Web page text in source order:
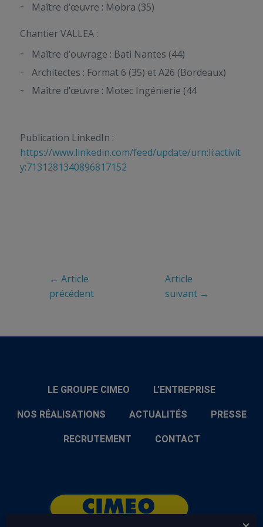
Maître d’œuvre : Mobra (35)
Chantier VALLEA :
Maître d’ouvrage : Bati Nantes (44)
Architectes : Format 6 (35) et A26 (Bordeaux)
Maître d’œuvre : Motec Ingénierie (44
Publication LinkedIn :
https://www.linkedin.com/feed/update/urn:li:activit
y:7131281340896817152
← Article
précédent
Article
suivant →
LE GROUPE CIMEO L’ENTREPRISE
NOS RÉALISATIONS ACTUALITÉS PRESSE
RECRUTEMENT CONTACT